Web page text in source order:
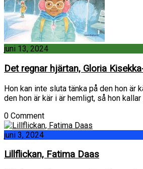
juni 13, 2024
Det regnar hjärtan, Gloria
Hon kan inte sluta tänka på den hon är
den hon är kär i är hemligt, så hon
0 Comment
juni 3, 2024
Lillflickan, Fatima Daas